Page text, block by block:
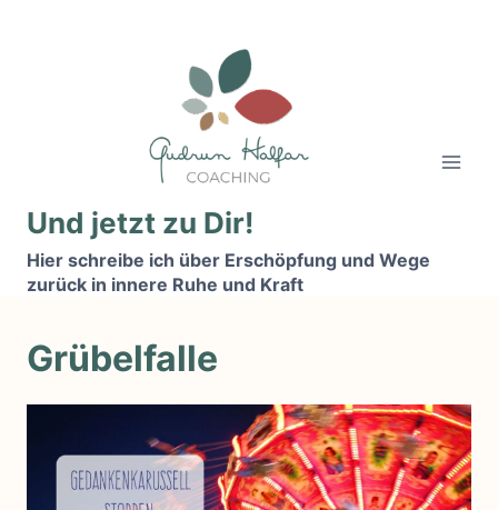
Und jetzt zu Dir!
Hier schreibe ich über Erschöpfung und Wege
zurück in innere Ruhe und Kraft
Grübelfalle